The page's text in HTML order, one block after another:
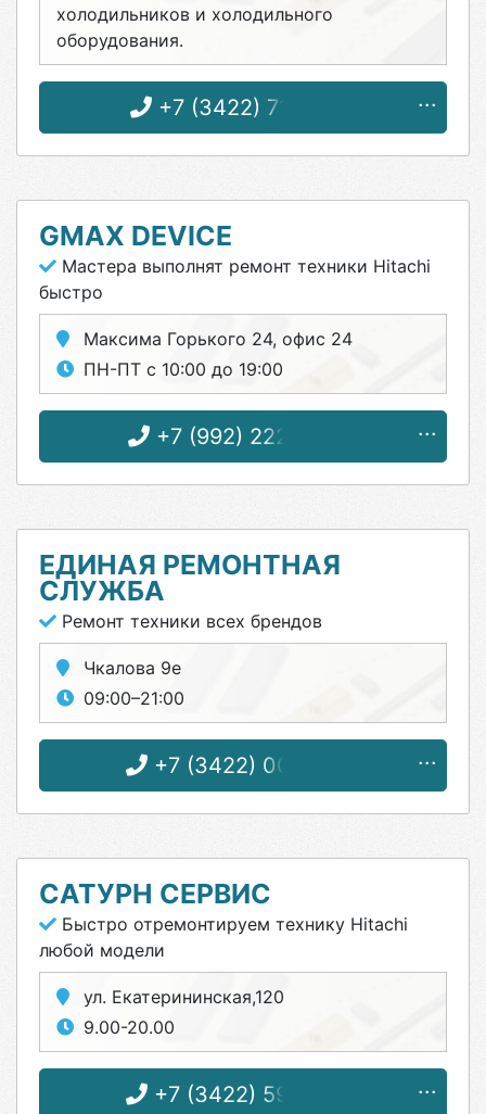
холодильников и холодильного
оборудования.
+7 (3422) 71-51-57
GMAX DEVICE
Мастера выполнят ремонт техники Hitachi
быстро
Максима Горького 24, офис 24
ПН-ПТ с 10:00 до 19:00
+7 (992) 222-13-55
ЕДИНАЯ РЕМОНТНАЯ
СЛУЖБА
Ремонт техники всех брендов
Чкалова 9е
09:00–21:00
+7 (3422) 00-85-74
САТУРН СЕРВИС
Быстро отремонтируем технику Hitachi
любой модели
ул. Екатерининская,120
9.00-20.00
+7 (3422) 59-66-59